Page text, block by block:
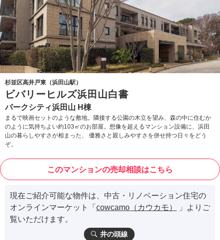
杉並区高井戸東（浜田山駅）
ビバリーヒルズ浜田山白書
パークシティ浜田山 H棟
まるで映画セットのような敷地。隣接する公園の木立を望み、森の中に住むか
のように気持ちよい約103㎡のお部屋。想像を超えるマンション設備に、浜田
山の暮らしやすさが相まった、 優雅さと親しみやすさを併せ持つ日々をどう
ぞ。
このマンションの売却相談はこちら
現在ご紹介可能な物件は、中古・リノベーション住宅の
オンラインマーケット「 cowcamo（カウカモ）
」よりご
覧いただけます。
井の頭線